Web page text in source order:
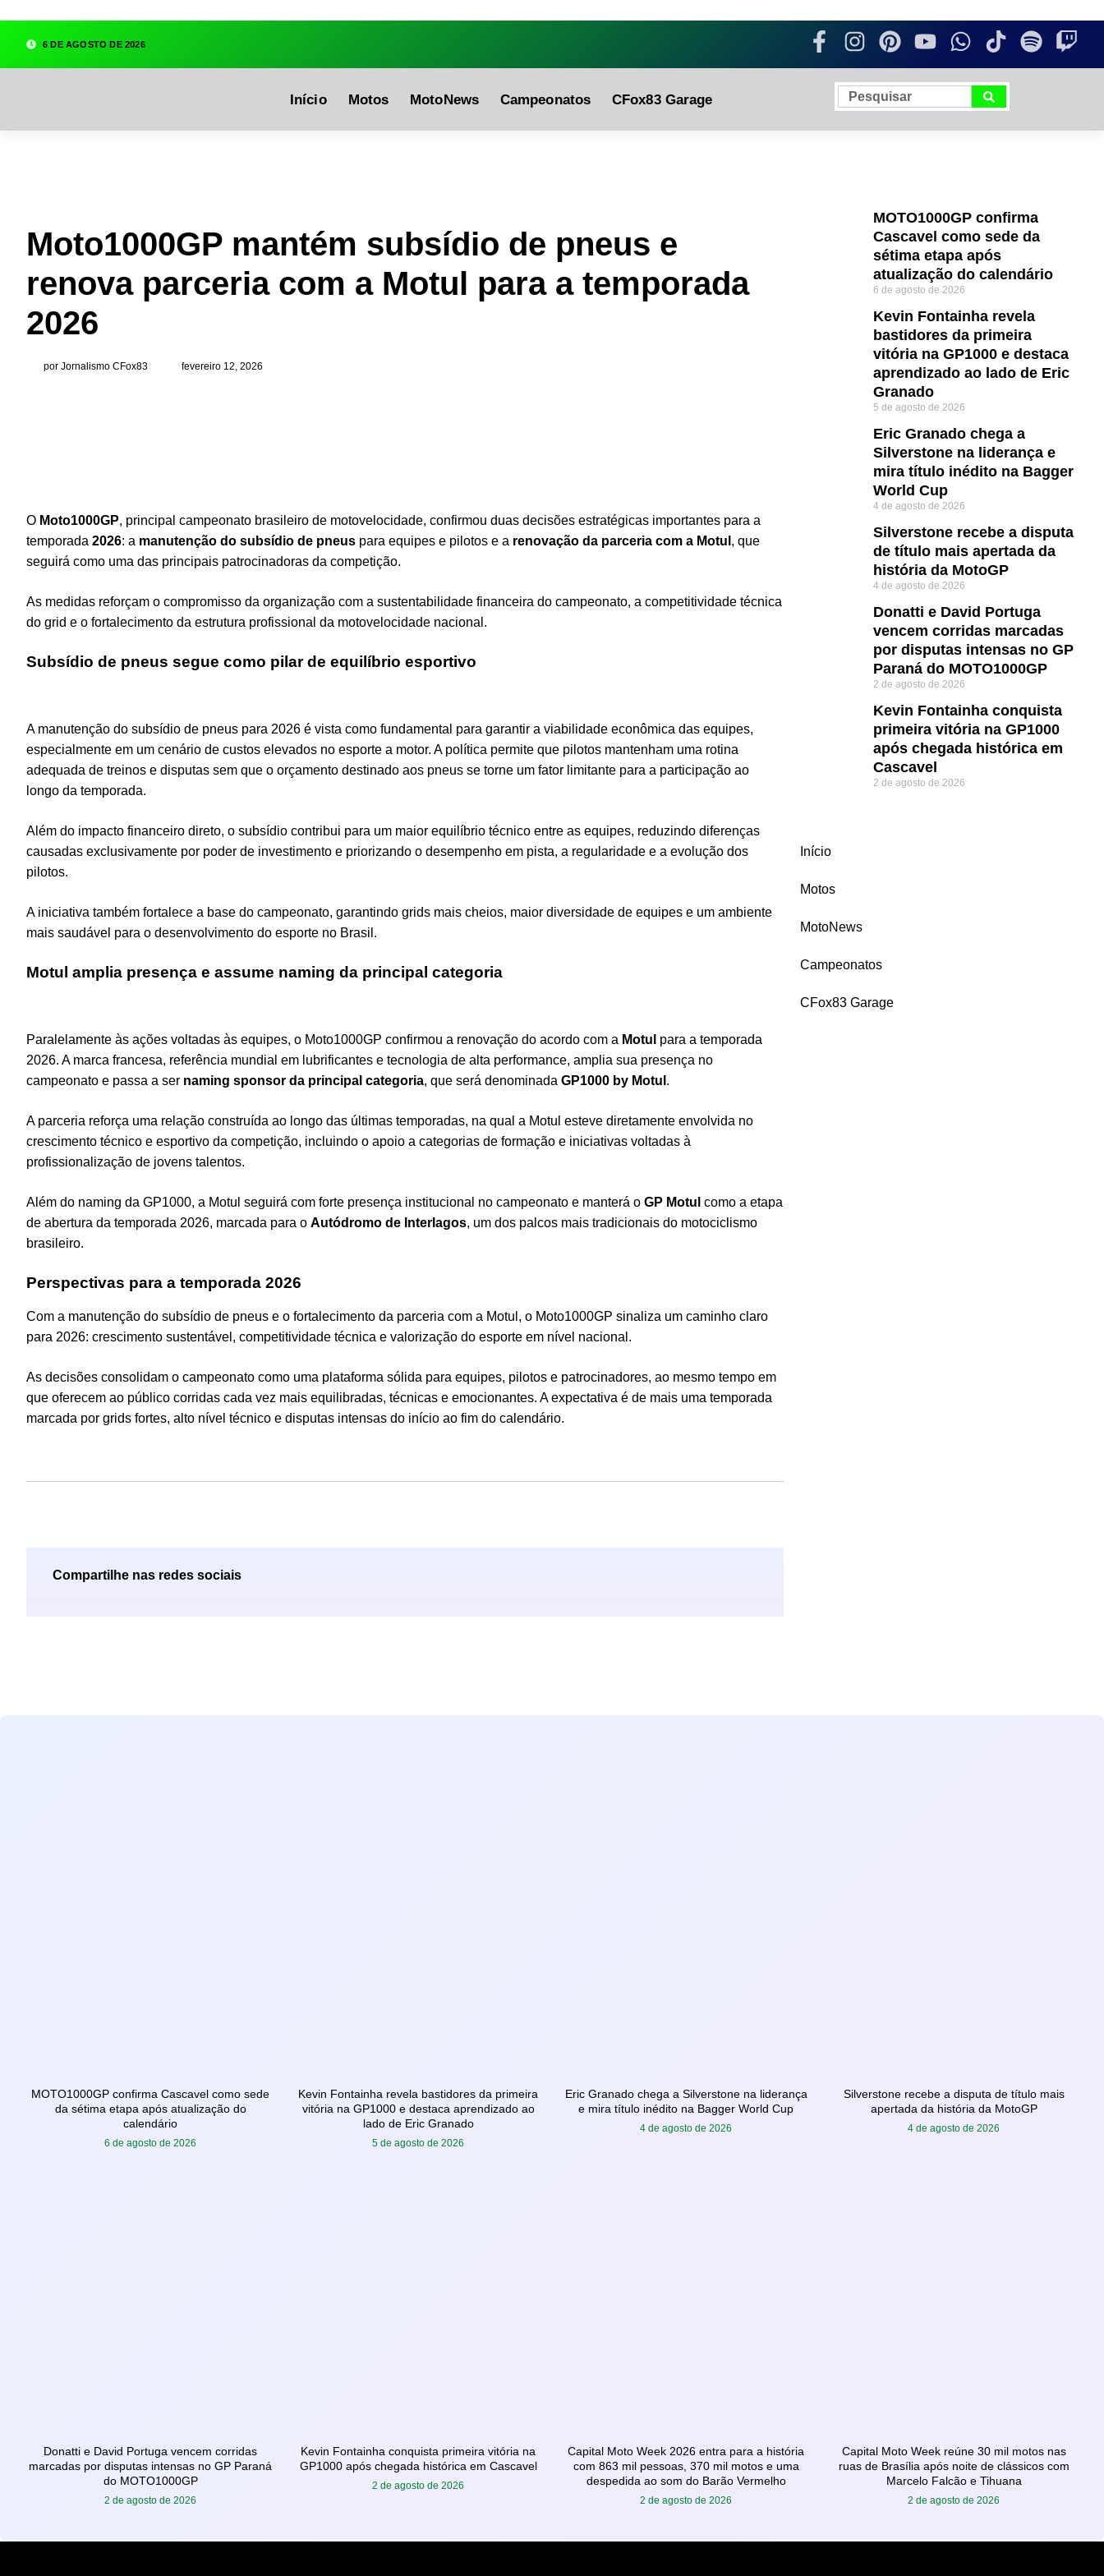
6 DE AGOSTO DE 2026
Início Motos MotoNews Campeonatos CFox83 Garage
Moto1000GP mantém subsídio de pneus e
renova parceria com a Motul para a temporada
2026
por Jornalismo CFox83 fevereiro 12, 2026
O Moto1000GP, principal campeonato brasileiro de motovelocidade, confirmou duas decisões estratégicas importantes para a
temporada 2026: a manutenção do subsídio de pneus para equipes e pilotos e a renovação da parceria com a Motul , que
seguirá como uma das principais patrocinadoras da competição.
As medidas reforçam o compromisso da organização com a sustentabilidade financeira do campeonato, a competitividade técnica
do grid e o fortalecimento da estrutura profissional da motovelocidade nacional.
Subsídio de pneus segue como pilar de equilíbrio esportivo
A manutenção do subsídio de pneus para 2026 é vista como fundamental para garantir a viabilidade econômica das equipes,
especialmente em um cenário de custos elevados no esporte a motor. A política permite que pilotos mantenham uma rotina
adequada de treinos e disputas sem que o orçamento destinado aos pneus se torne um fator limitante para a participação ao
longo da temporada.
Além do impacto financeiro direto, o subsídio contribui para um maior equilíbrio técnico entre as equipes, reduzindo diferenças
causadas exclusivamente por poder de investimento e priorizando o desempenho em pista, a regularidade e a evolução dos
pilotos.
A iniciativa também fortalece a base do campeonato, garantindo grids mais cheios, maior diversidade de equipes e um ambiente
mais saudável para o desenvolvimento do esporte no Brasil.
Motul amplia presença e assume naming da principal categoria
Paralelamente às ações voltadas às equipes, o Moto1000GP confirmou a renovação do acordo com a Motul para a temporada
2026. A marca francesa, referência mundial em lubrificantes e tecnologia de alta performance, amplia sua presença no
campeonato e passa a ser naming sponsor da principal categoria, que será denominada GP1000 by Motul .
A parceria reforça uma relação construída ao longo das últimas temporadas, na qual a Motul esteve diretamente envolvida no
crescimento técnico e esportivo da competição, incluindo o apoio a categorias de formação e iniciativas voltadas à
profissionalização de jovens talentos.
Além do naming da GP1000, a Motul seguirá com forte presença institucional no campeonato e manterá o GP Motul como a etapa
de abertura da temporada 2026, marcada para o Autódromo de Interlagos, um dos palcos mais tradicionais do motociclismo
brasileiro.
Perspectivas para a temporada 2026
Com a manutenção do subsídio de pneus e o fortalecimento da parceria com a Motul, o Moto1000GP sinaliza um caminho claro
para 2026: crescimento sustentável, competitividade técnica e valorização do esporte em nível nacional.
As decisões consolidam o campeonato como uma plataforma sólida para equipes, pilotos e patrocinadores, ao mesmo tempo em
que oferecem ao público corridas cada vez mais equilibradas, técnicas e emocionantes. A expectativa é de mais uma temporada
marcada por grids fortes, alto nível técnico e disputas intensas do início ao fim do calendário.
Compartilhe nas redes sociais
MOTO1000GP confirma
Cascavel como sede da
sétima etapa após
atualização do calendário
6 de agosto de 2026
Kevin Fontainha revela
bastidores da primeira
vitória na GP1000 e destaca
aprendizado ao lado de Eric
Granado
5 de agosto de 2026
Eric Granado chega a
Silverstone na liderança e
mira título inédito na Bagger
World Cup
4 de agosto de 2026
Silverstone recebe a disputa
de título mais apertada da
história da MotoGP
4 de agosto de 2026
Donatti e David Portuga
vencem corridas marcadas
por disputas intensas no GP
Paraná do MOTO1000GP
2 de agosto de 2026
Kevin Fontainha conquista
primeira vitória na GP1000
após chegada histórica em
Cascavel
2 de agosto de 2026
Início
Motos
MotoNews
Campeonatos
CFox83 Garage
MOTO1000GP confirma Cascavel como sede
da sétima etapa após atualização do
calendário
6 de agosto de 2026
Kevin Fontainha revela bastidores da primeira
vitória na GP1000 e destaca aprendizado ao
lado de Eric Granado
5 de agosto de 2026
Eric Granado chega a Silverstone na liderança
e mira título inédito na Bagger World Cup
4 de agosto de 2026
Silverstone recebe a disputa de título mais
apertada da história da MotoGP
4 de agosto de 2026
Donatti e David Portuga vencem corridas
marcadas por disputas intensas no GP Paraná
do MOTO1000GP
2 de agosto de 2026
Kevin Fontainha conquista primeira vitória na
GP1000 após chegada histórica em Cascavel
2 de agosto de 2026
Capital Moto Week 2026 entra para a história
com 863 mil pessoas, 370 mil motos e uma
despedida ao som do Barão Vermelho
2 de agosto de 2026
Capital Moto Week reúne 30 mil motos nas
ruas de Brasília após noite de clássicos com
Marcelo Falcão e Tihuana
2 de agosto de 2026